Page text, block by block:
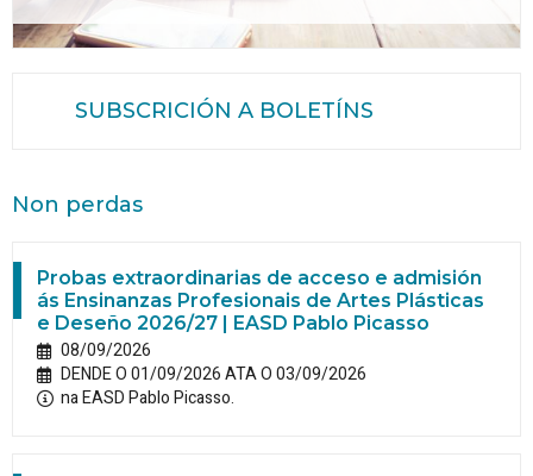
SUBSCRICIÓN A BOLETÍNS
Non perdas
Probas extraordinarias de acceso e admisión
ás Ensinanzas Profesionais de Artes Plásticas
e Deseño 2026/27 | EASD Pablo Picasso
08/09/2026
DENDE O 01/09/2026 ATA O 03/09/2026
na EASD Pablo Picasso.